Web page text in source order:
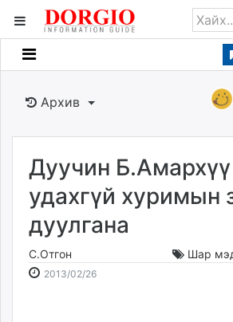
Мэдээллийн
Банк санхүү
Бизнес ААН
Төрийн
Нийслэлийн
dorgio.mn
Gogo.mn
caak.mn
Архив
Дуучин Б.Амархүү
удахгүй хуримын
дуулгана
С.Отгон Шар
2013/02/262013-
2026-